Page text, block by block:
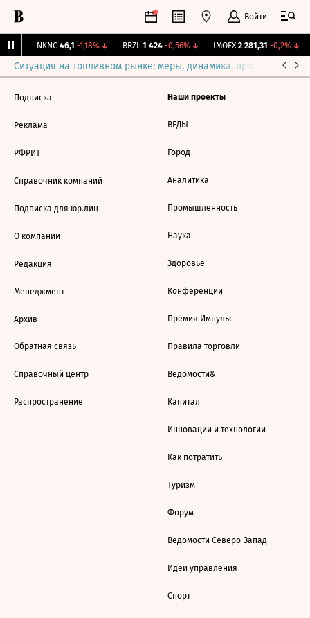
Войти
NKNC 46,1 -1,18%↓ BRZL 1 424 -0,56%↓ IMOEX 2 281,31 -0,2%↓
Ситуация на топливном рынке: меры, динамика, прогнозы
Подписка
Реклама
РФРИТ
Справочник компаний
Подписка для юр.лиц
О компании
Редакция
Менеджмент
Архив
Обратная связь
Справочный центр
Распространение
Наши проекты
ВЕДЫ
Город
Аналитика
Промышленность
Наука
Здоровье
Конференции
Премия Импульс
Правила торговли
Ведомости&
Капитал
Инновации и технологии
Как потратить
Туризм
Форум
Ведомости Северо-Запад
Идеи управления
Спорт